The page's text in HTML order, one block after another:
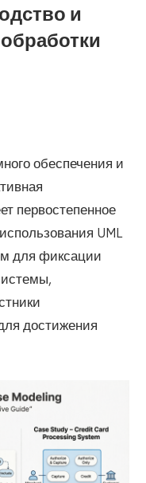
и
обеспечения и
первостепенное
UML
для фиксации
достижения